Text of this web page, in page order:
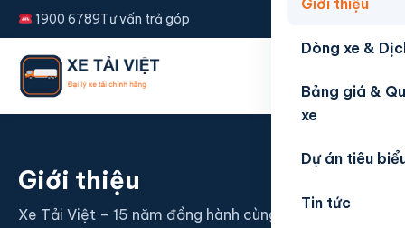
1900 6789Tư vấn trả góp
Giới thiệu
Dòng xe &
Bảng giá &
xe
Dự án tiêu
Tin tức
Giới thiệu
Xe Tải Việt – 15 năm đồng hành cùng nhà vận tải,